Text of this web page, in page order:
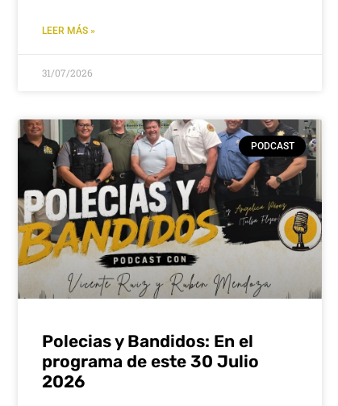
LEER MÁS »
31/07/2026
PODCAST
Polecias y Bandidos: En el
programa de este 30 Julio
2026